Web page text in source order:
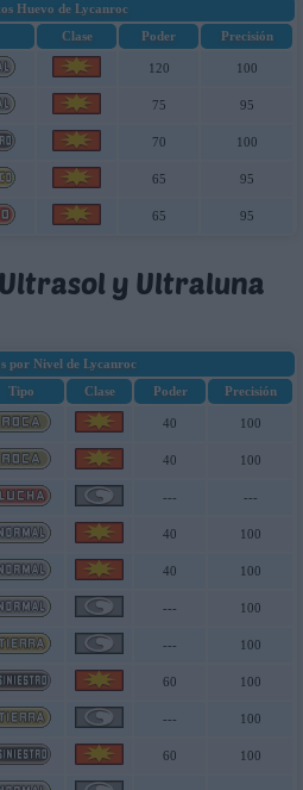
Huevo de Lycanroc
Clase Poder Precisión
120 100
75 95
70 100
65 95
65 95
y Ultraluna
por Nivel de Lycanroc
Tipo Clase Poder Precisión
40 100
40 100
--- ---
40 100
40 100
--- 100
--- 100
60 100
--- 100
60 100